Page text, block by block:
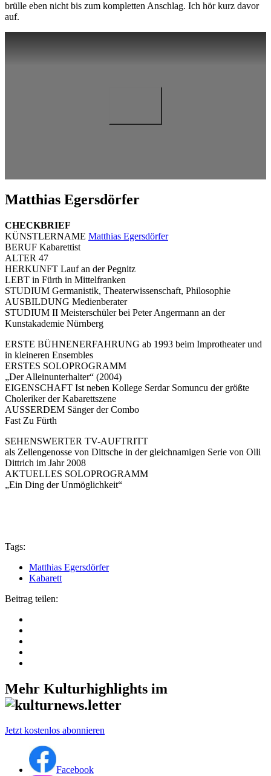
brülle eben nicht bis zum kompletten Anschlag. Ich hör kurz davor
auf.
Matthias Egersdörfer
CHECKBRIEF
KÜNSTLERNAME Matthias Egersdörfer
BERUF Kabarettist
ALTER 47
HERKUNFT Lauf an der Pegnitz
LEBT in Fürth in Mittelfranken
STUDIUM Germanistik, Theaterwissenschaft, Philosophie
AUSBILDUNG Medienberater
STUDIUM II Meisterschüler bei Peter Angermann an der
Kunstakademie Nürnberg
ERSTE BÜHNENERFAHRUNG ab 1993 beim Improtheater und
in kleineren Ensembles
ERSTES SOLOPROGRAMM
„Der Alleinunterhalter“ (2004)
EIGENSCHAFT Ist neben Kollege Serdar Somuncu der größte
Choleriker der Kabarettszene
AUSSERDEM Sänger der Combo
Fast Zu Fürth
SEHENSWERTER TV-AUFTRITT
als Zellengenosse von Dittsche in der gleichnamigen Serie von Olli
Dittrich im Jahr 2008
AKTUELLES SOLOPROGRAMM
„Ein Ding der Unmöglichkeit“
Tags:
Matthias Egersdörfer
Kabarett
Beitrag teilen:
Mehr Kulturhighlights im
Jetzt kostenlos abonnieren
Facebook